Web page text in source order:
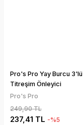
Pro's Pro Yay Burcu 3'lü
Titreşim Önleyici
Pro's Pro
249,90 TL
237,41 TL -%5